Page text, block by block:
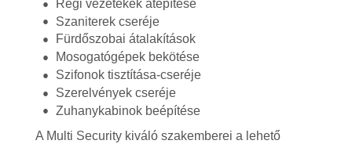
Régi vezetékek átépítése
Szaniterek cseréje
Fürdőszobai átalakítások
Mosogatógépek bekötése
Szifonok tisztítása-cseréje
Szerelvények cseréje
Zuhanykabinok beépítése
A Multi Security kiváló szakemberei a lehető